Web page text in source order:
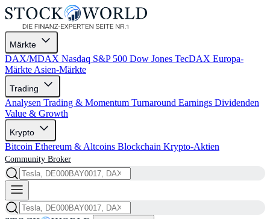
Märkte
DAX/MDAX Nasdaq S&P 500 Dow Jones TecDAX Europa-
Märkte Asien-Märkte
Trading
Analysen Trading & Momentum Turnaround Earnings Dividenden
Value & Growth
Krypto
Bitcoin Ethereum & Altcoins Blockchain Krypto-Aktien
Community Broker